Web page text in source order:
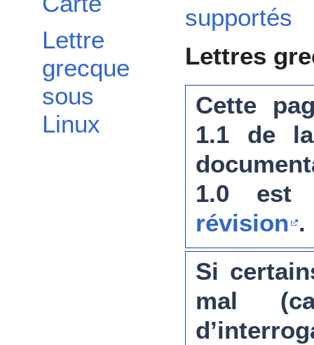
Lettre
grecque
sous
Linux
supportés
Lettres
Cette
1.1 de
1.0 est
révision .
Si
mal